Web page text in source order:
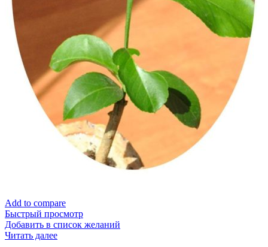
Add to compare
Быстрый просмотр
Добавить в список желаний
Читать далее